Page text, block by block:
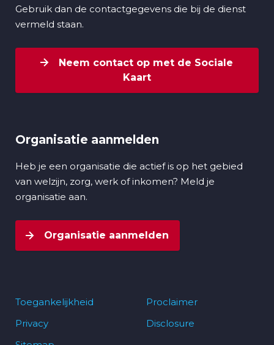
Gebruik dan de contactgegevens die bij de dienst
vermeld staan.
Neem contact op met de Sociale
Kaart
Organisatie aanmelden
Heb je een organisatie die actief is op het gebied
van welzijn, zorg, werk of inkomen? Meld je
organisatie aan.
Organisatie aanmelden
Footer
Toegankelijkheid
Privacy
Proclaimer
Disclosure